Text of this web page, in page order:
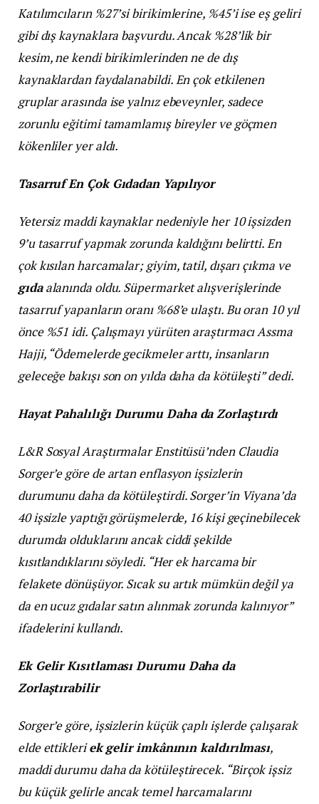
Katılımcıların %27’si birikimlerine, %45’i ise eş geliri
gibi dış kaynaklara başvurdu. Ancak %28’lik bir
kesim, ne kendi birikimlerinden ne de dış
kaynaklardan faydalanabildi. En çok etkilenen
gruplar arasında ise yalnız ebeveynler, sadece
zorunlu eğitimi tamamlamış bireyler ve göçmen
kökenliler yer aldı.
Tasarruf En Çok Gıdadan Yapılıyor
Yetersiz maddi kaynaklar nedeniyle her 10 işsizden
9’u tasarruf yapmak zorunda kaldığını belirtti. En
çok kısılan harcamalar; giyim, tatil, dışarı çıkma ve
gıdaalanında oldu. Süpermarket alışverişlerinde
tasarruf yapanların oranı %68’e ulaştı. Bu oran 10 yıl
önce %51 idi. Çalışmayı yürüten araştırmacı Assma
Hajji, “Ödemelerde gecikmeler arttı, insanların
geleceğe bakışı son on yılda daha da kötüleşti” dedi.
Hayat Pahalılığı Durumu Daha da Zorlaştırdı
L&R Sosyal Araştırmalar Enstitüsü’nden Claudia
Sorger’e göre de artan enflasyon işsizlerin
durumunu daha da kötüleştirdi. Sorger’in Viyana’da
40 işsizle yaptığı görüşmelerde, 16 kişi geçinebilecek
durumda olduklarını ancak ciddi şekilde
kısıtlandıklarını söyledi. “Her ek harcama bir
felakete dönüşüyor. Sıcak su artık mümkün değil ya
da en ucuz gıdalar satın alınmak zorunda kalınıyor”
ifadelerini kullandı.
Ek Gelir Kısıtlaması Durumu Daha da
Zorlaştırabilir
Sorger’e göre, işsizlerin küçük çaplı işlerde çalışarak
elde ettikleriek gelir imkânının kaldırılması,
maddi durumu daha da kötüleştirecek. “Birçok işsiz
bu küçük gelirle ancak temel harcamalarını